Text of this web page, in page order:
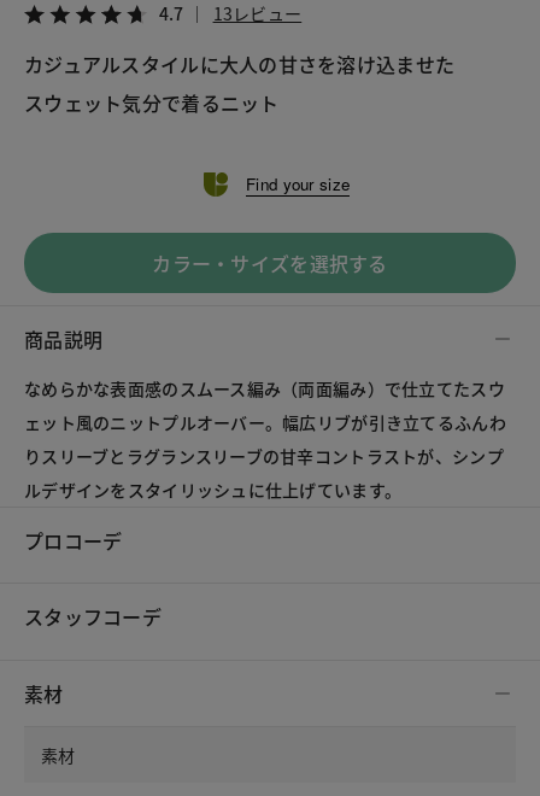
4.7 13レビュー
カジュアルスタイルに大人の甘さを溶け込ませた
スウェット気分で着るニット
Find your size
カラー・サイズを選択する
商品説明
なめらかな表面感のスムース編み（両面編み）で仕立てたスウ
ェット風のニットプルオーバー。幅広リブが引き立てるふんわ
りスリーブとラグランスリーブの甘辛コントラストが、シンプ
ルデザインをスタイリッシュに仕上げています。
プロコーデ
スタッフコーデ
素材
素材
LINE X